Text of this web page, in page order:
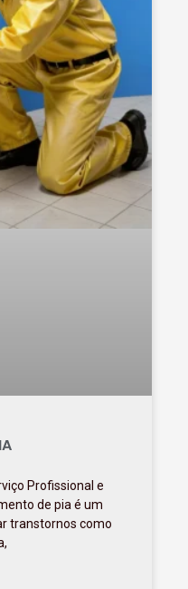
Profissional e
de pia é um
transtornos como